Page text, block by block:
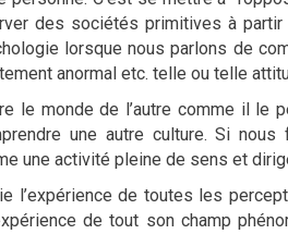
des sociétés primitives à
lorsque nous parlons de
anormal etc. telle ou telle
le monde de l’autre comme il le
une autre culture. Si
une activité pleine de sens et
l’expérience de toutes les
de tout son champ